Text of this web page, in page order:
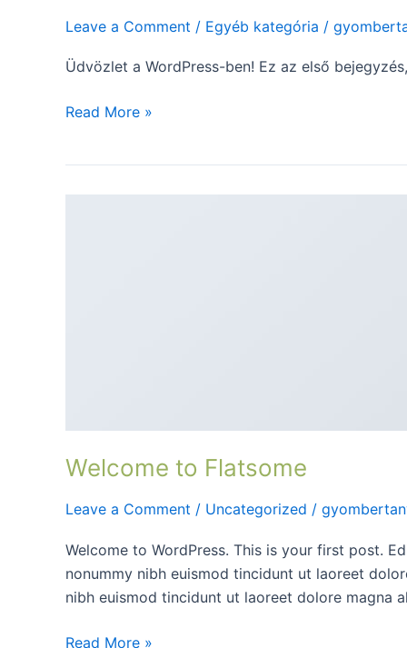
Leave a Comment / Egyéb kategória /
Üdvözlet a WordPress-ben! Ez az első
Read More »
Welcome to Flatsome
Leave a Comment / Uncategorized /
Welcome to WordPress. This is your first post.
nonummy nibh euismod tincidunt ut laoreet
nibh euismod tincidunt ut laoreet dolore magna
Read More »